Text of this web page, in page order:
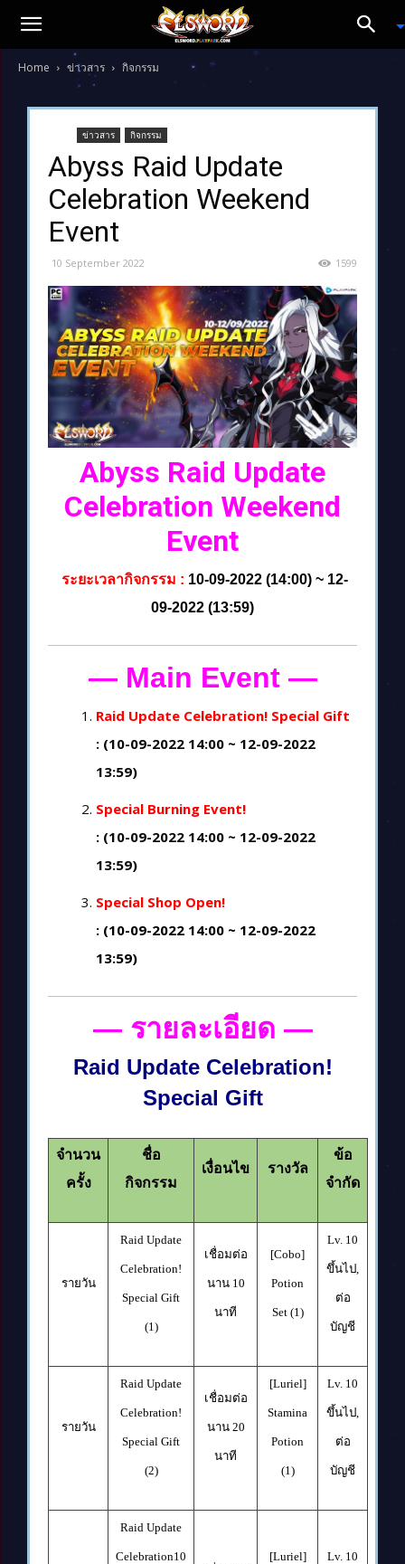
Home ข่าวสาร กิจกรรม
ข่าวสาร กิจกรรม
Abyss Raid Update
Celebration Weekend
Event
10 September 2022 1599
Abyss Raid Update
Celebration Weekend
Event
ระยะเวลากิจกรรม : 10-09-2022 (14:00) ~ 12-
09-2022 (13:59)
— Main Event —
Raid Update Celebration! Special Gift
: (10-09-2022 14:00 ~ 12-09-2022
13:59)
Special Burning Event!
: (10-09-2022 14:00 ~ 12-09-2022
13:59)
Special Shop Open!
: (10-09-2022 14:00 ~ 12-09-2022
13:59)
— รายละเอียด —
Raid Update Celebration!
Special Gift
จำนวน
ครั้ง
ชื่อ
กิจกรรม
เงื่อนไข รางวัล
ข้อ
จำกัด
รายวัน
Raid Update
Celebration!
Special Gift
(1)
เชื่อมต่อ
นาน 10
นาที
[Cobo]
Potion
Set (1)
Lv. 10
ขึ้นไป
ต่อ
บัญชี
รายวัน
Raid Update
Celebration!
Special Gift
(2)
เชื่อมต่อ
นาน 20
นาที
[Luriel]
Stamina
Potion
(1)
Lv. 10
ขึ้นไป
ต่อ
บัญชี
Raid Update
Celebration10 [Luriel] Lv. 10